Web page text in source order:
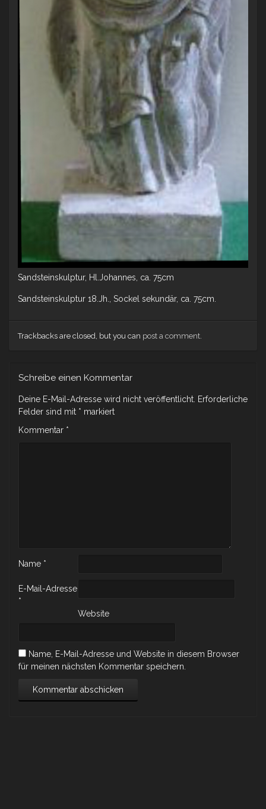
Sandsteinskulptur, Hl.Johannes, ca. 75cm
Sandsteinskulptur 18.Jh., Sockel sekundär, ca. 75cm.
Trackbacks are closed, but you can post a comment.
Schreibe einen Kommentar
Deine E-Mail-Adresse wird nicht veröffentlicht. Erforderliche
Felder sind mit * markiert
Kommentar *
Name *
E-Mail-Adresse
*
Website
Name, E-Mail-Adresse und Website in diesem Browser
für meinen nächsten Kommentar speichern.